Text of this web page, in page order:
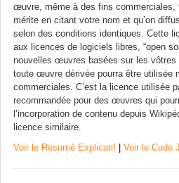
œuvre, même à des fins commerciales,
mérite en citant votre nom et qu’on
selon des conditions identiques. Cette
aux licences de logiciels libres, “open
nouvelles œuvres basées sur les vôtres
toute œuvre dérivée pourra être utilisée
commerciales. C’est la licence utilisée
recommandée pour des œuvres qui
l’incorporation de contenu depuis
licence similaire.
Voir le Résumé Explicatif | Voir le Code